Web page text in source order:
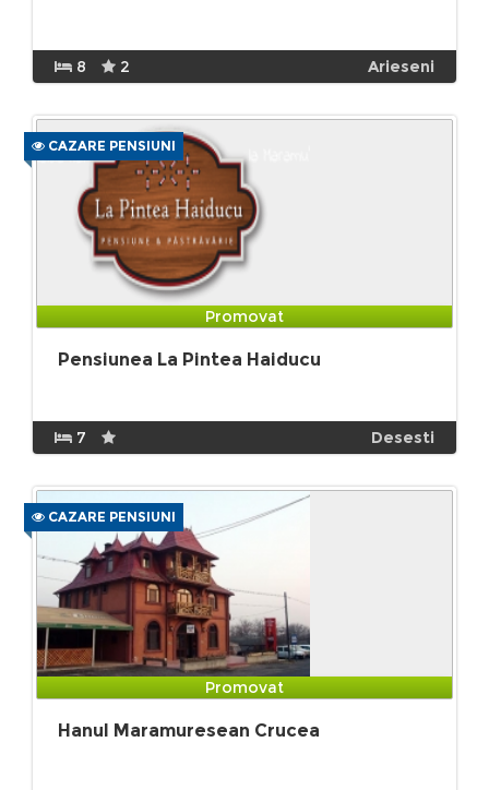
8 2 Arieseni
CAZARE PENSIUNI
Promovat
Pensiunea La Pintea Haiducu
7 Desesti
CAZARE PENSIUNI
Promovat
Hanul Maramuresean Crucea